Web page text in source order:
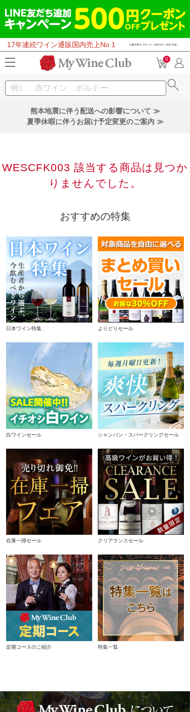
17年連続ワイン通販国内売上No.1
0
熊本地震に伴う配送への影響について ≫
夏季休暇に伴うお届け予定変更のご案内 ≫
WESCFK003 該当する商品は見つか
りませんでした。
おすすめの特集
日本ワイン特集 よりどりセール
白ワインセール シャンパン・スパークリングセール
在庫一掃セール クリアランスセール
定期コースのご紹介 特集一覧